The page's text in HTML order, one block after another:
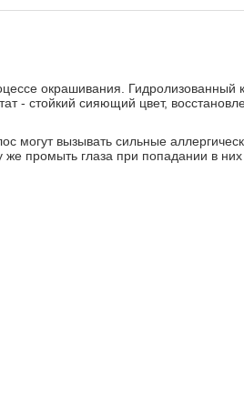
окрашивания. Гидролизованный
- стойкий сияющий цвет,
могут вызывать сильные
промыть глаза при попадании в